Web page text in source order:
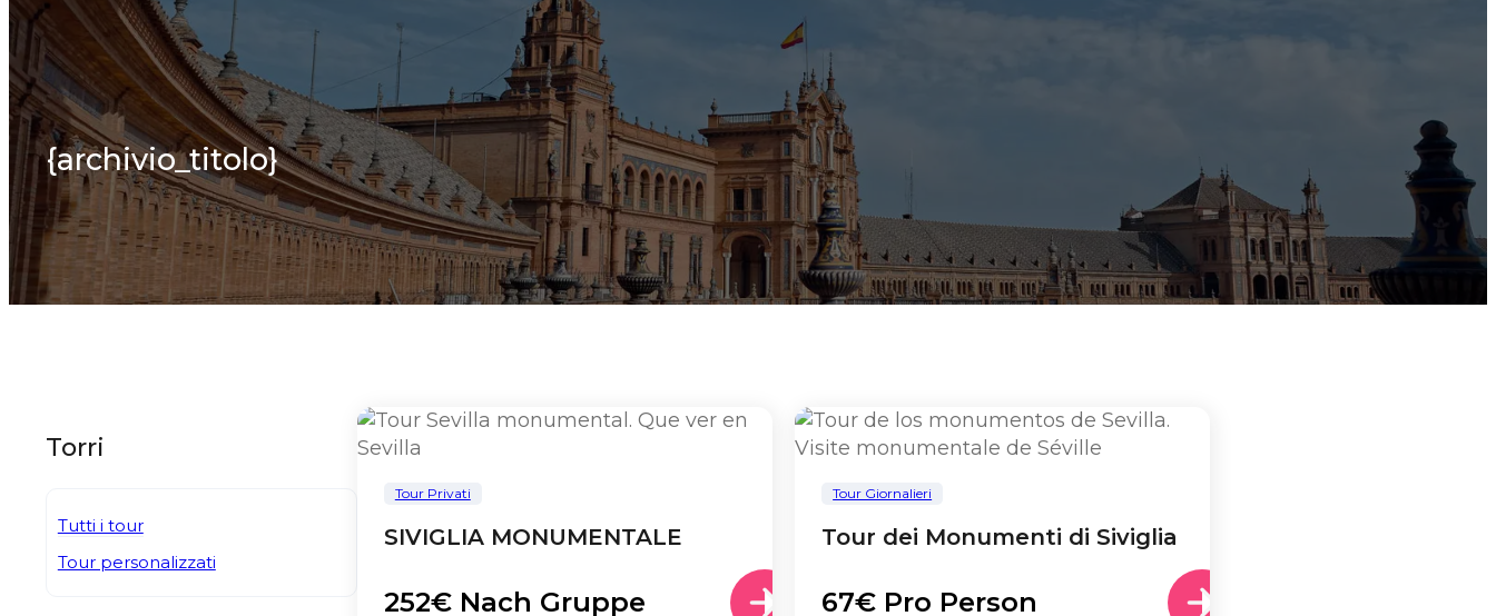
{archivio_titolo}
Torri
Tutti i tour
Tour personalizzati
Tour Privati
SIVIGLIA MONUMENTALE
252€ Nach Gruppe
Tour Giornalieri
Tour dei Monumenti di Siviglia
67€ Pro Person